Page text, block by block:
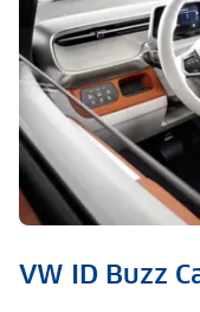
VW ID Buzz